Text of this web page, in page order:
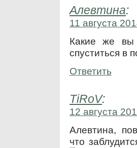
Алевтина:
11 августа
Какие же вы
спуститься в
Ответить
TiRoV:
12 августа
Алевтина,
что